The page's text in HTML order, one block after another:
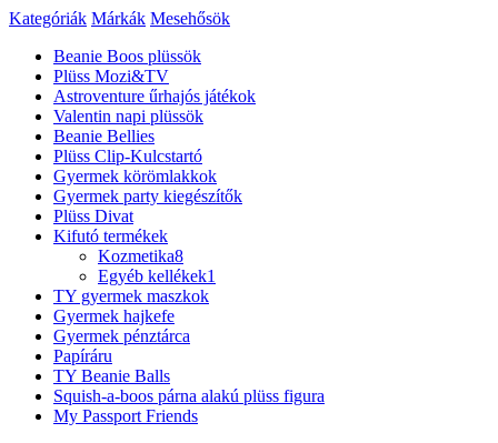
Kategóriák Márkák Mesehősök
Beanie Boos plüssök
Plüss Mozi&TV
Astroventure űrhajós játékok
Valentin napi plüssök
Beanie Bellies
Plüss Clip-Kulcstartó
Gyermek körömlakkok
Gyermek party kiegészítők
Plüss Divat
Kifutó termékek
Kozmetika8
Egyéb kellékek1
TY gyermek maszkok
Gyermek hajkefe
Gyermek pénztárca
Papíráru
TY Beanie Balls
Squish-a-boos párna alakú plüss figura
My Passport Friends